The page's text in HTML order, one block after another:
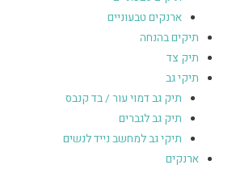
ארנקים טבעוניים
תיקים בהנחה
תיק צד
תיקי גב
תיק גב דמוי עור / בד קנבס
תיק גב לגברים
תיקי גב למחשב נייד לנשים
ארנקים